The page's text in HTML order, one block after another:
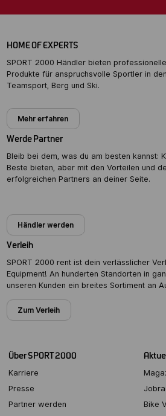
HOME OF EXPERTS
SPORT 2000 Händler bieten
Produkte für anspruchsvolle Sportler in
Teamsport, Berg und Ski.
Mehr erfahren
Werde Partner
Bleib bei dem, was du am besten kannst:
Beste bieten, aber mit den Vorteilen und
erfolgreichen Partners an deiner Seite.
Händler werden
Verleih
SPORT 2000 rent ist dein verlässlicher
Equipment! An hunderten Standorten in
unseren Kunden ein breites Sortiment an
Zum Verleih
Über SPORT 2000
Karriere
Presse
Partner werden
Bike